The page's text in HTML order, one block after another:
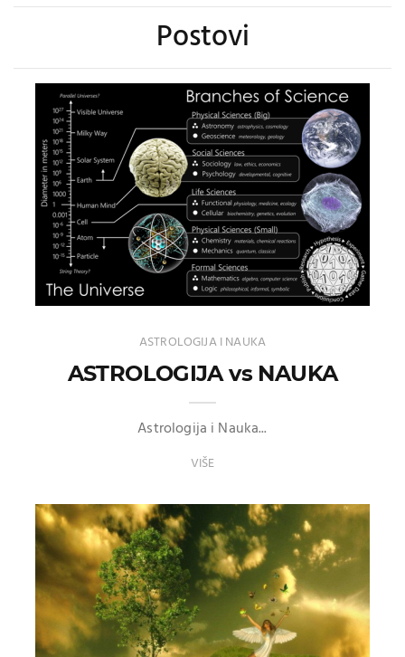
Postovi
ASTROLOGIJA I NAUKA
ASTROLOGIJA vs NAUKA
Astrologija i Nauka...
VIŠE